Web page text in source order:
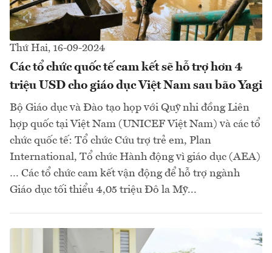
Thứ Hai, 16-09-2024
Các tổ chức quốc tế cam kết sẽ hỗ trợ hơn 4
triệu USD cho giáo dục Việt Nam sau bão Yagi
Bộ Giáo dục và Đào tạo họp với Quỹ nhi đồng Liên
hợp quốc tại Việt Nam (UNICEF Việt Nam) và các tổ
chức quốc tế: Tổ chức Cứu trợ trẻ em, Plan
International, Tổ chức Hành động vì giáo dục (AEA)
… Các tổ chức cam kết vận động để hỗ trợ ngành
Giáo dục tối thiểu 4,05 triệu Đô la Mỹ...